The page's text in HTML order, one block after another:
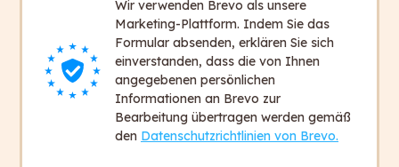
Newsletter
Bleiben Sie auf dem Laufenden!
Zum Newsletter anmelden
Wir verwenden Brevo als unsere
Marketing-Plattform. Indem Sie das
Formular absenden, erklären Sie sich
einverstanden, dass die von Ihnen
angegebenen persönlichen
Informationen an Brevo zur
Bearbeitung übertragen werden gemäß
den Datenschutzrichtlinien von Brevo.